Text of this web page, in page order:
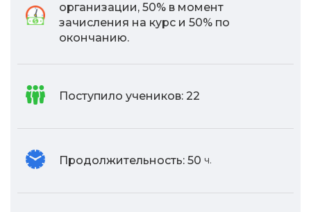
организации, 50% в момент
зачисления на курс и 50% по
окончанию.
Поступило учеников: 22
Продолжительность: 50 ч.